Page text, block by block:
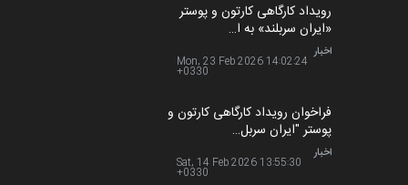
رویداد کارگاهی کارتون و پوستر
«ایران سربلند» به ا…
اخبار
Mon, 23 Feb 2026 14:02:24
+0330
فراخوان رویداد کارگاهی کارتون و
پوستر "ایران سربل…
اخبار
Sat, 14 Feb 2026 13:55:30
+0330